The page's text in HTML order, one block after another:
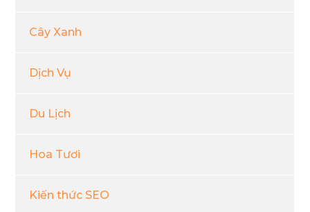
Cây Xanh
Dịch Vụ
Du Lịch
Hoa Tươi
Kiến thức SEO